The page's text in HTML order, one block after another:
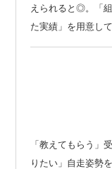
えられると◎。「
た実績」を用意し
「教えてもらう」
りたい」自走姿勢